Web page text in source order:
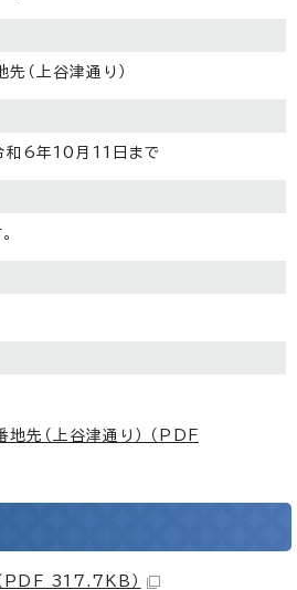
（上谷津通り）
6年10月11日まで
先（上谷津通り） （PDF
PDF 317.7KB）